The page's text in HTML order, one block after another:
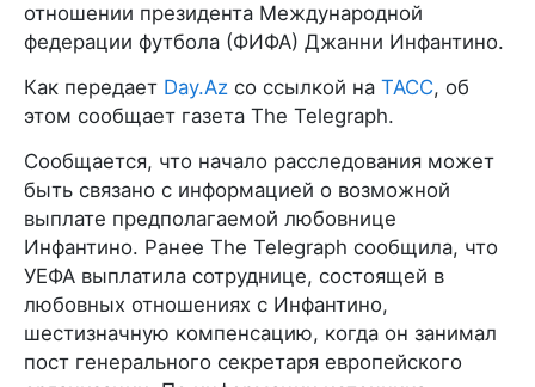
отношении президента Международной
федерации футбола (ФИФА) Джанни Инфантино.
Как передает Day.Az со ссылкой на ТАСС, об
этом сообщает газета The Telegraph.
Сообщается, что начало расследования может
быть связано с информацией о возможной
выплате предполагаемой любовнице
Инфантино. Ранее The Telegraph сообщила, что
УЕФА выплатила сотруднице, состоящей в
любовных отношениях с Инфантино,
шестизначную компенсацию, когда он занимал
пост генерального секретаря европейского